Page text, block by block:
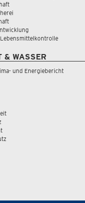
& WASSER
und Energiebericht